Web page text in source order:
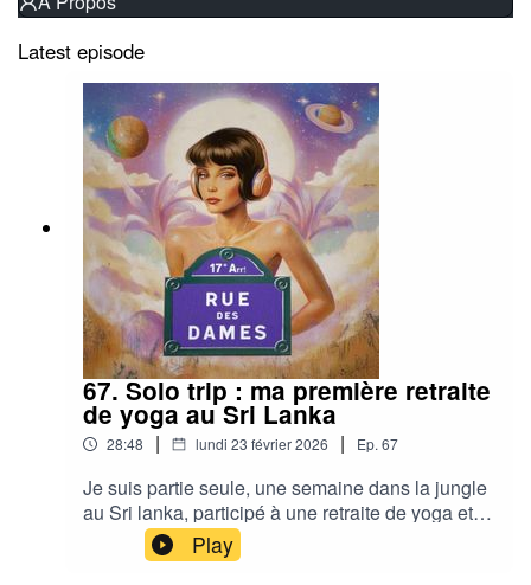
Latest episode
67. Solo trip : ma première retraite
de yoga au Sri Lanka
28:48 | lundi 23 février 2026 | Ep. 67
Je suis partie seule, une semaine dans la jungle
au Sri lanka, participé à une retraite de yoga et
d’ayurvéda. Dans cet épisode, je vous emmène
découvrir Ulpotha, un lieu unique située au cœur
Play